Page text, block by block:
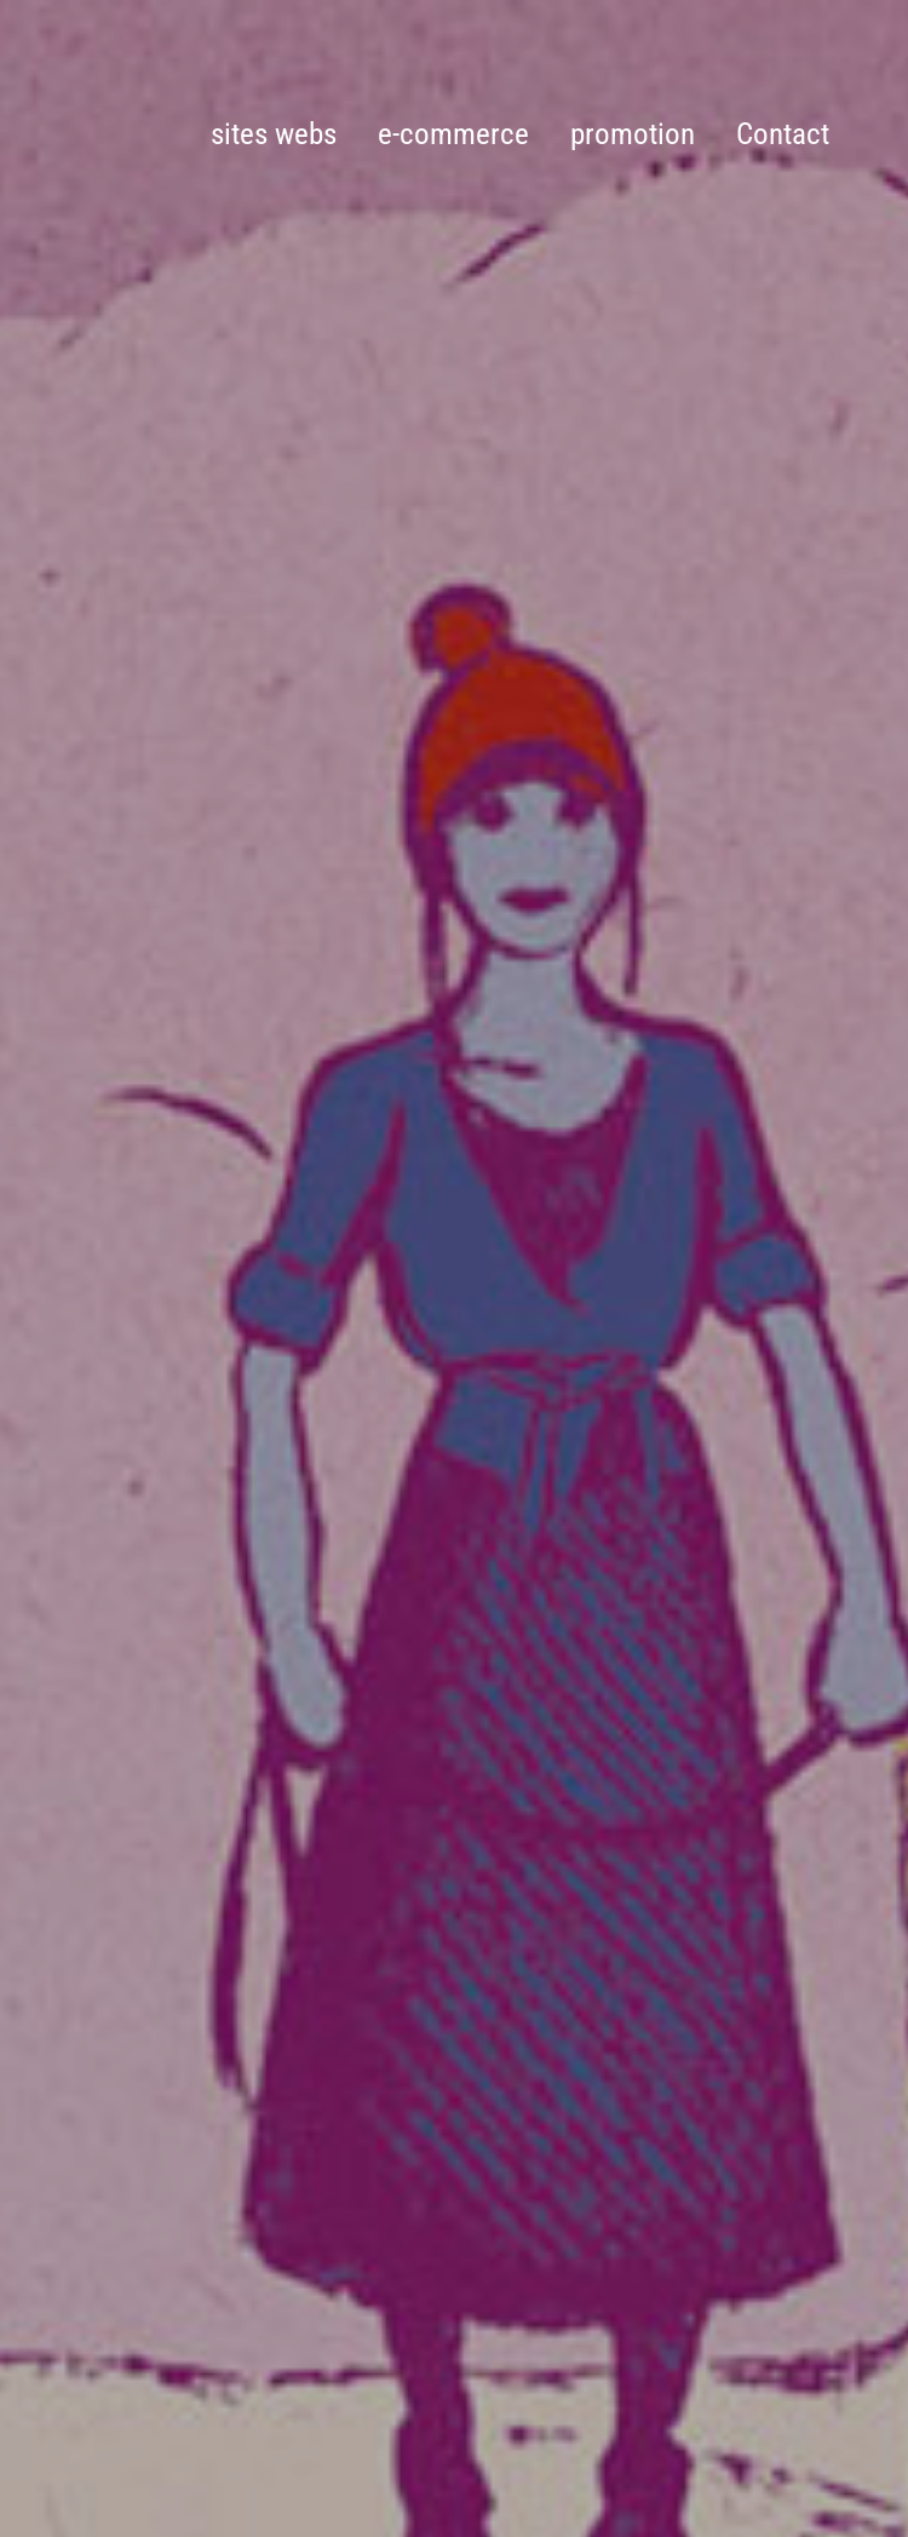
sites webs e-commerce promotion Contact